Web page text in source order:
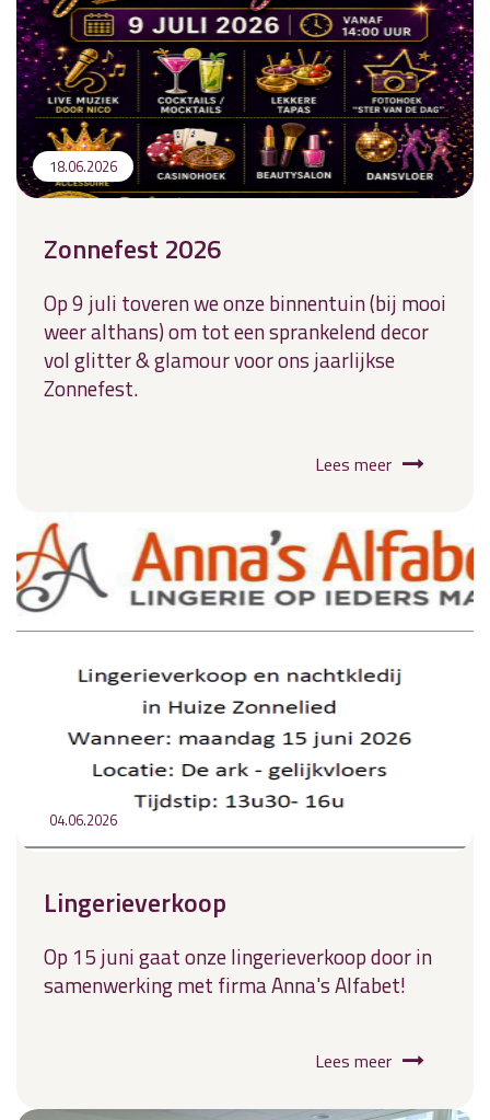
18.06.2026
Zonnefest 2026
Op 9 juli toveren we onze binnentuin (bij mooi
weer althans) om tot een sprankelend decor
vol glitter & glamour voor ons jaarlijkse
Zonnefest.
Lees meer
04.06.2026
Lingerieverkoop
Op 15 juni gaat onze lingerieverkoop door in
samenwerking met firma Anna's Alfabet!
Lees meer